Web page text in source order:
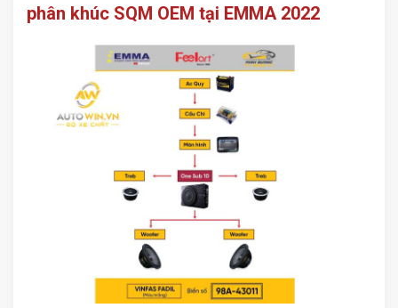
phân khúc SQM OEM tại EMMA 2022